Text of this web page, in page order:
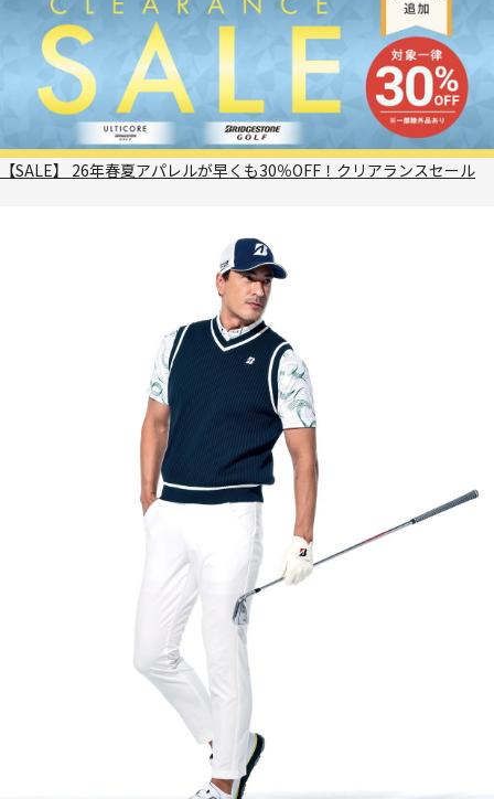
【SALE】 26年春夏アパレルが早くも30％OFF！クリアランスセール